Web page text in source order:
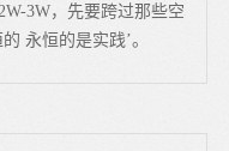
3W，先要跨过那些空
永恒的是实践’。